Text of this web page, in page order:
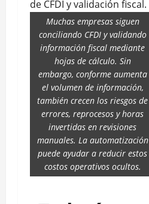
Muchas empresas siguen
conciliando CFDI y validando
información fiscal mediante
hojas de cálculo. Sin
embargo, conforme aumenta
el volumen de información,
también crecen los riesgos de
errores, reprocesos y horas
invertidas en revisiones
manuales. La automatización
puede ayudar a reducir estos
costos operativos ocultos.